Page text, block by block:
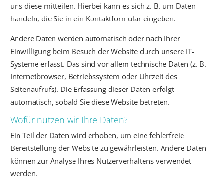
uns diese mitteilen. Hierbei kann es sich z. B. um Daten
handeln, die Sie in ein Kontaktformular eingeben.
Andere Daten werden automatisch oder nach Ihrer
Einwilligung beim Besuch der Website durch unsere IT-
Systeme erfasst. Das sind vor allem technische Daten (z. B.
Internetbrowser, Betriebssystem oder Uhrzeit des
Seitenaufrufs). Die Erfassung dieser Daten erfolgt
automatisch, sobald Sie diese Website betreten.
Wofür nutzen wir Ihre Daten?
Ein Teil der Daten wird erhoben, um eine fehlerfreie
Bereitstellung der Website zu gewährleisten. Andere Daten
können zur Analyse Ihres Nutzerverhaltens verwendet
werden.